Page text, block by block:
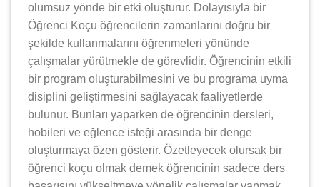
olumsuz yönde bir etki oluşturur. Dolayısıyla bir
Öğrenci Koçu öğrencilerin zamanlarını doğru bir
şekilde kullanmalarını öğrenmeleri yönünde
çalışmalar yürütmekle de görevlidir. Öğrencinin etkili
bir program oluşturabilmesini ve bu programa uyma
disiplini geliştirmesini sağlayacak faaliyetlerde
bulunur. Bunları yaparken de öğrencinin dersleri,
hobileri ve eğlence isteği arasında bir denge
oluşturmaya özen gösterir. Özetleyecek olursak bir
öğrenci koçu olmak demek öğrencinin sadece ders